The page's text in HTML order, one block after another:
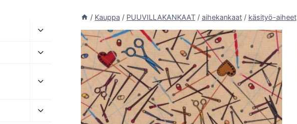
/ Kauppa / PUUVILLAKANKAAT / aihekankaat / käsityö-aiheet
Toggle
menu
Toggle
child
Toggle